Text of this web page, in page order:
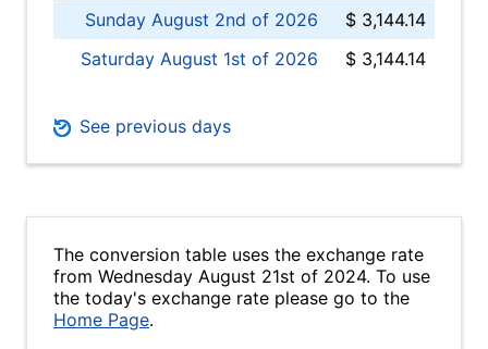
Sunday August 2nd of 2026
$ 3,144.14
Saturday August 1st of 2026
$ 3,144.14
See previous days
The conversion table uses the exchange rate
from Wednesday August 21st of 2024. To use
the today's exchange rate please go to the
Home Page.